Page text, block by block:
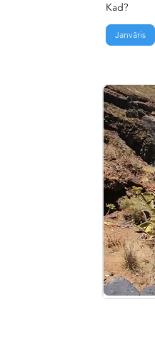
Kad?
Janvāris